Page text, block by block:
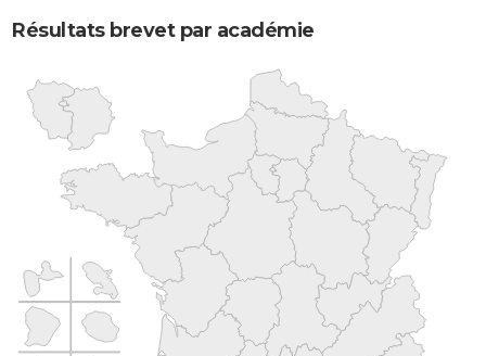
Résultats brevet par académie